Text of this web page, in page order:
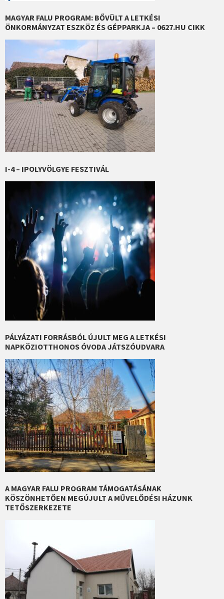
MAGYAR FALU PROGRAM: BŐVÜLT A LETKÉSI
ÖNKORMÁNYZAT ESZKÖZ ÉS GÉPPARKJA – 0627.HU CIKK
I-4 – IPOLYVÖLGYE FESZTIVÁL
PÁLYÁZATI FORRÁSBÓL ÚJULT MEG A LETKÉSI
NAPKÖZIOTTHONOS ÓVODA JÁTSZÓUDVARA
A MAGYAR FALU PROGRAM TÁMOGATÁSÁNAK
KÖSZÖNHETŐEN MEGÚJULT A MŰVELŐDÉSI HÁZUNK
TETŐSZERKEZETE